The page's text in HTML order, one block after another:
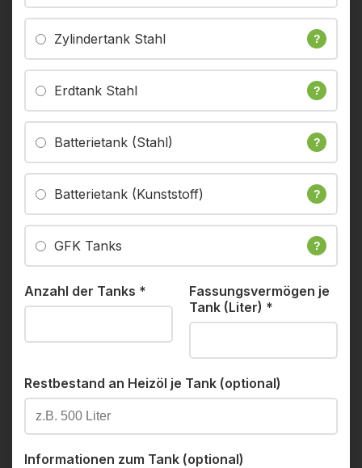
Zylindertank Stahl ?
Erdtank Stahl ?
Batterietank (Stahl) ?
Batterietank (Kunststoff) ?
GFK Tanks ?
Anzahl der Tanks *
Fassungsvermögen je
Tank (Liter) *
Restbestand an Heizöl je Tank (optional)
Informationen zum Tank (optional)